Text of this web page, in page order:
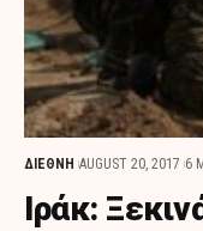
ΔΙΕΘΝΗ AUGUST 20, 2017 6
Ιράκ: